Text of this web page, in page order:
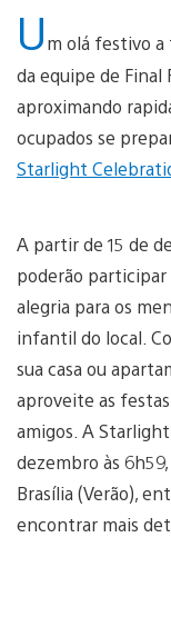
Um olá festivo a
da equipe de Final
aproximando
ocupados se
Starlight
A partir de 15 de
poderão participar
alegria para os
infantil do local.
sua casa ou
aproveite as
amigos. A
dezembro às
Brasília (Verão),
encontrar mais